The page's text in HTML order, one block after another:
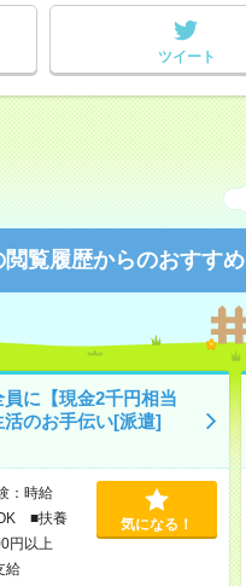
ツイート
閲覧履歴からのおすすめ
に【現金2千円相当
活のお手伝い[派遣]
：時給
■扶養
円以上
給
気になる！